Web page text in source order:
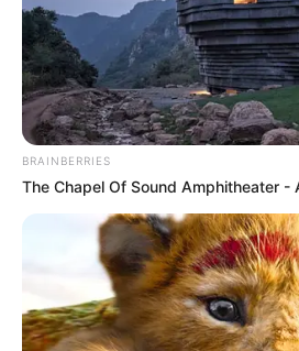
BRAINBERRIES
The Chapel Of Sound Amphitheater -